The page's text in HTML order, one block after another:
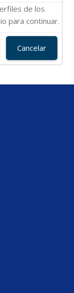
de los
para continuar.
Cancelar